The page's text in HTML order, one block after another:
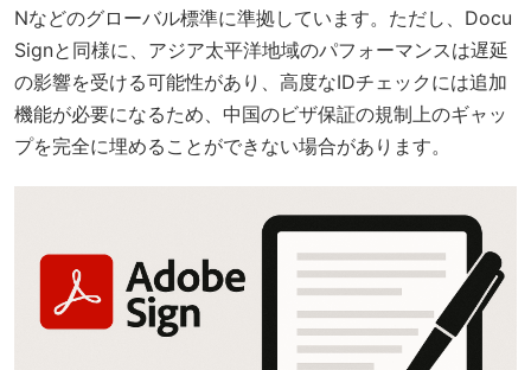
Nなどのグローバル標準に準拠しています。ただし、Docu
Signと同様に、アジア太平洋地域のパフォーマンスは遅延
の影響を受ける可能性があり、高度なIDチェックには追加
機能が必要になるため、中国のビザ保証の規制上のギャッ
プを完全に埋めることができない場合があります。